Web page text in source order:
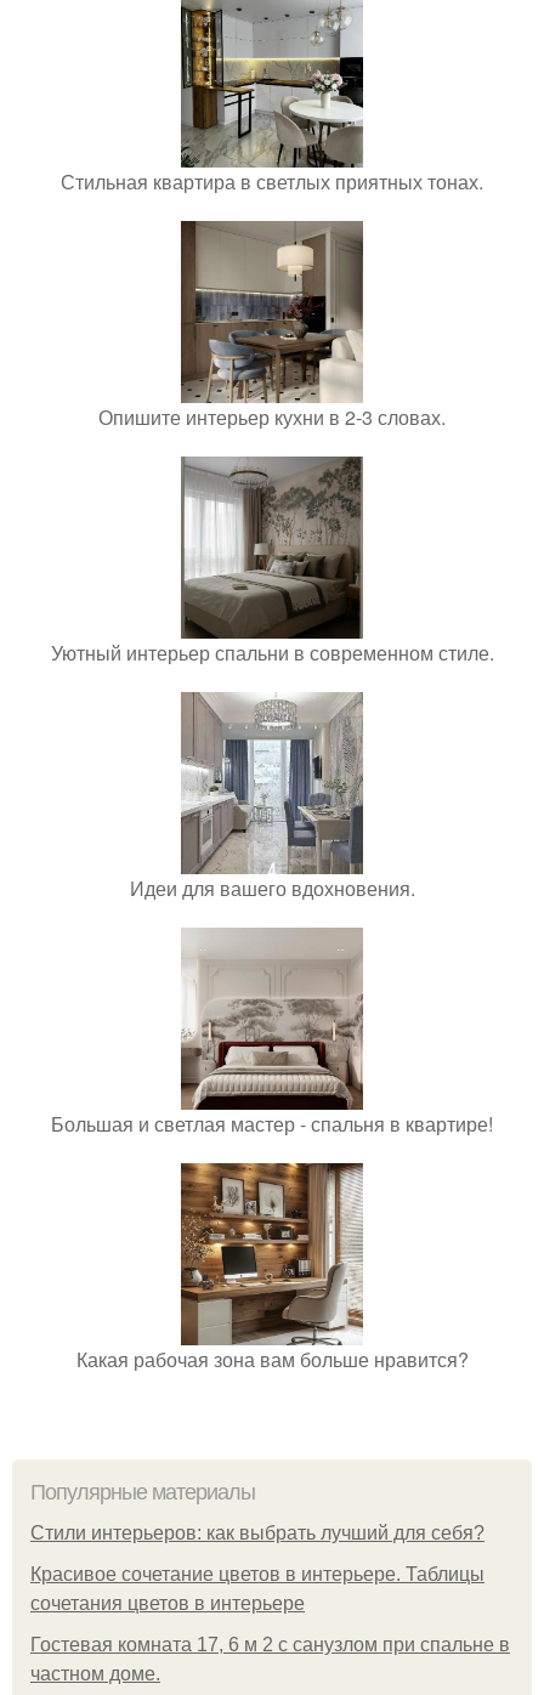
Стильная квартира в светлых приятных тонах.
Опишите интерьер кухни в 2-3 словах.
Уютный интерьер спальни в современном стиле.
Идеи для вашего вдохновения.
Большая и светлая мастер - спальня в квартире!
Какая рабочая зона вам больше нравится?
Популярные материалы
Стили интерьеров: как выбрать лучший для себя?
Красивое сочетание цветов в интерьере. Таблицы
сочетания цветов в интерьере
Гостевая комната 17, 6 м 2 с санузлом при спальне в
частном доме.